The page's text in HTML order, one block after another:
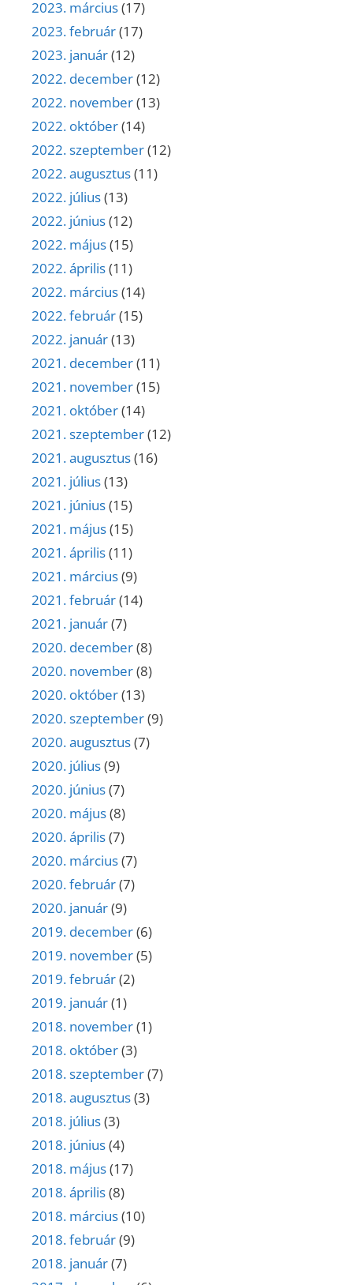
2023. március(17)
2023. február(17)
2023. január(12)
2022. december(12)
2022. november(13)
2022. október(14)
2022. szeptember(12)
2022. augusztus(11)
2022. július(13)
2022. június(12)
2022. május(15)
2022. április(11)
2022. március(14)
2022. február(15)
2022. január(13)
2021. december(11)
2021. november(15)
2021. október(14)
2021. szeptember(12)
2021. augusztus(16)
2021. július(13)
2021. június(15)
2021. május(15)
2021. április(11)
2021. március(9)
2021. február(14)
2021. január(7)
2020. december(8)
2020. november(8)
2020. október(13)
2020. szeptember(9)
2020. augusztus(7)
2020. július(9)
2020. június(7)
2020. május(8)
2020. április(7)
2020. március(7)
2020. február(7)
2020. január(9)
2019. december(6)
2019. november(5)
2019. február(2)
2019. január(1)
2018. november(1)
2018. október(3)
2018. szeptember(7)
2018. augusztus(3)
2018. július(3)
2018. június(4)
2018. május(17)
2018. április(8)
2018. március(10)
2018. február(9)
2018. január(7)